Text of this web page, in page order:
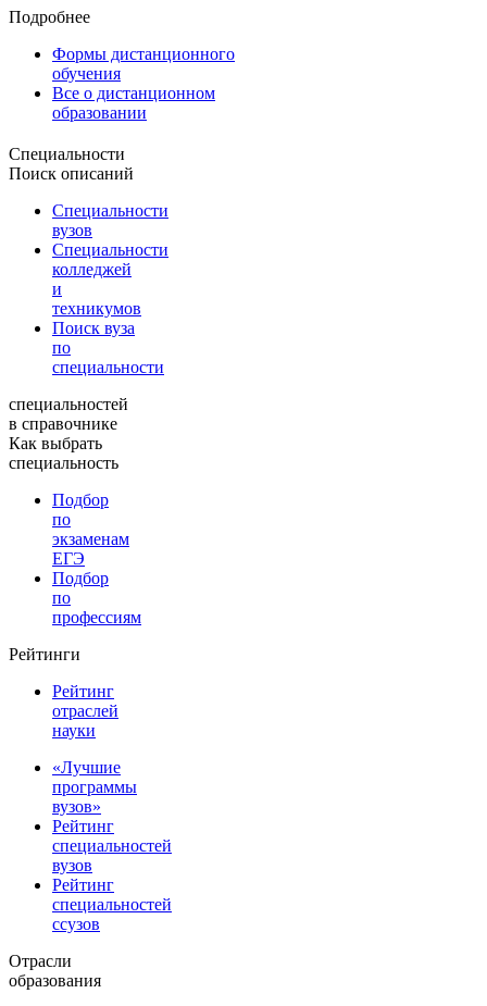
Подробнее
Формы дистанционного
обучения
Все о дистанционном
образовании
Специальности
Поиск описаний
Специальности
вузов
Специальности
колледжей
и
техникумов
Поиск вуза
по
специальности
специальностей
в справочнике
Как выбрать
специальность
Подбор
по
экзаменам
ЕГЭ
Подбор
по
профессиям
Рейтинги
Рейтинг
отраслей
науки
«Лучшие
программы
вузов»
Рейтинг
специальностей
вузов
Рейтинг
специальностей
ссузов
Отрасли
образования